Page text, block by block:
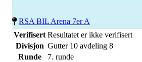
RSA BIL Arena 7er A
Verifisert Resultatet er ikke verifisert
Divisjon Gutter 10 avdeling 8
Runde
7. runde